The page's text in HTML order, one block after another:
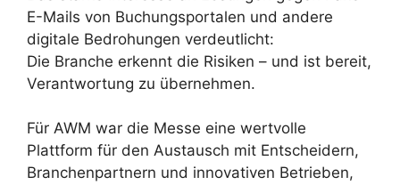
E-Mails von Buchungsportalen und andere
digitale Bedrohungen verdeutlicht:
Die Branche erkennt die Risiken – und ist bereit,
Verantwortung zu übernehmen.
Für AWM war die Messe eine wertvolle
Plattform für den Austausch mit Entscheidern,
Branchenpartnern und innovativen Betrieben,